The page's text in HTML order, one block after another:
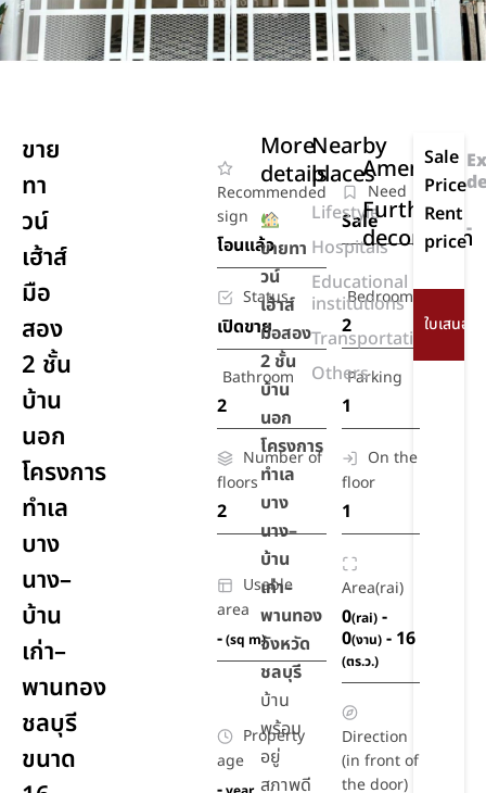
ขาย
ทา
วน์
เฮ้าส์
มือ
สอง
2 ชั้น
บ้าน
นอก
โครงการ
ทำเล
บาง
นาง–
บ้าน
เก่า–
พานทอง
ชลบุรี
ขนาด
Recommended
sign
โอนแล้ว
Need
Sale
Status
เปิดขาย
Bedroom
2
Bathroom
2
Parking
1
Number of
floors
2
On the
floor
1
Usable
area
-(sq m)
Area(rai)
0(rai) -
0(งาน) - 16
(ตร.ว.)
Property
age
Direction
(in front of
the door)
More
details
ขายทา
วน์
เฮ้าส์
มือสอง
2 ชั้น
บ้าน
นอก
โครงการ
ทำเล
บาง
นาง–
บ้าน
เก่า–
พานทอง
จังหวัด
ชลบุรี
บ้าน
พร้อม
อยู่
สภาพดี
Nearby
places
Lifestyle
Hospitals
Educational
institutions
Transportation
Others
Amenities
Further
decoration
Sale
Price
Rent
price
-